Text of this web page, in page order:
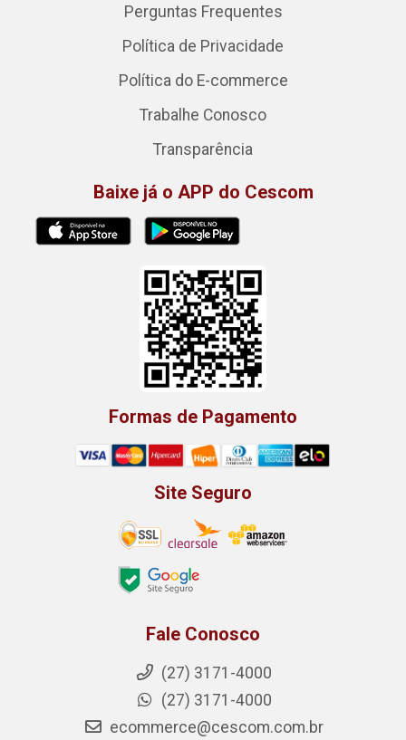
Perguntas Frequentes
Política de Privacidade
Política do E-commerce
Trabalhe Conosco
Transparência
Baixe já o APP do Cescom
Formas de Pagamento
Site Seguro
Fale Conosco
(27) 3171-4000
(27) 3171-4000
ecommerce@cescom.com.br